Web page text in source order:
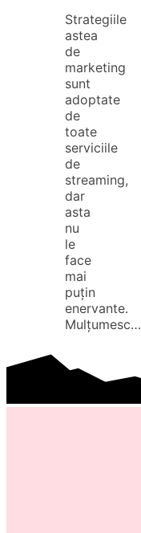
Strategiile
astea
de
marketing
sunt
adoptate
de
toate
serviciile
de
streaming,
dar
asta
nu
le
face
mai
puțin
enervante.
Mulțumesc…